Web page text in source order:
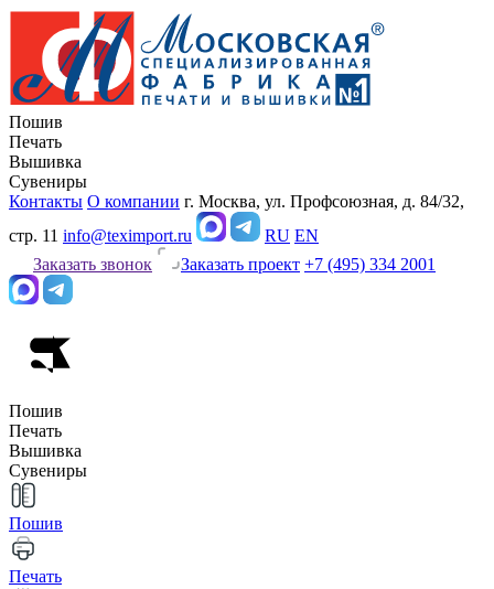
Пошив
Печать
Вышивка
Сувениры
Контакты О компании г. Москва, ул. Профсоюзная, д. 84/32,
стр. 11 info@teximport.ru RU EN
Заказать звонок
Заказать проект +7 (495) 334 2001
Пошив
Печать
Вышивка
Сувениры
Пошив
Печать